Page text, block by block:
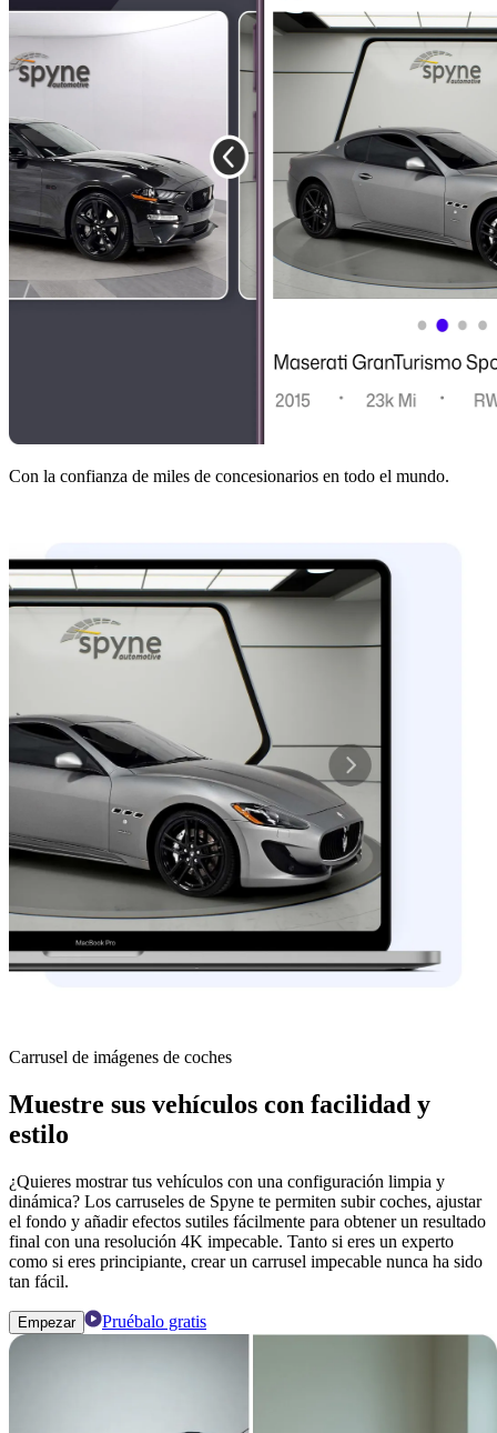
Con la confianza de miles de concesionarios en todo el mundo.
Carrusel de imágenes de coches
Muestre sus vehículos con facilidad y
estilo
¿Quieres mostrar tus vehículos con una configuración limpia y
dinámica? Los carruseles de Spyne te permiten subir coches, ajustar
el fondo y añadir efectos sutiles fácilmente para obtener un resultado
final con una resolución 4K impecable. Tanto si eres un experto
como si eres principiante, crear un carrusel impecable nunca ha sido
tan fácil.
Empezar Pruébalo gratis